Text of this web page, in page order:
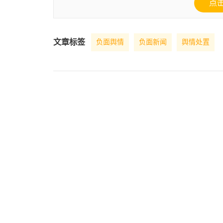
点
文章标签 负面舆情 负面新闻 舆情处置